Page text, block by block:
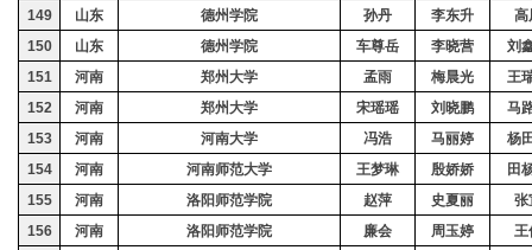
149
山东 德州学院 孙丹 李东升
高
150
山东 德州学院 车尊岳 李晓营
刘
151
河南 郑州大学 孟雨 梅晨光
王
152
河南 郑州大学 宋瑶瑶 刘晓鹏
马
153
河南 河南大学 冯浩 马丽婷
杨
154
河南 河南师范大学 王梦琳 殷娇娇
田
155
河南 洛阳师范学院 赵萍 史夏丽 张
156
河南 洛阳师范学院 廉会 周玉婷 王